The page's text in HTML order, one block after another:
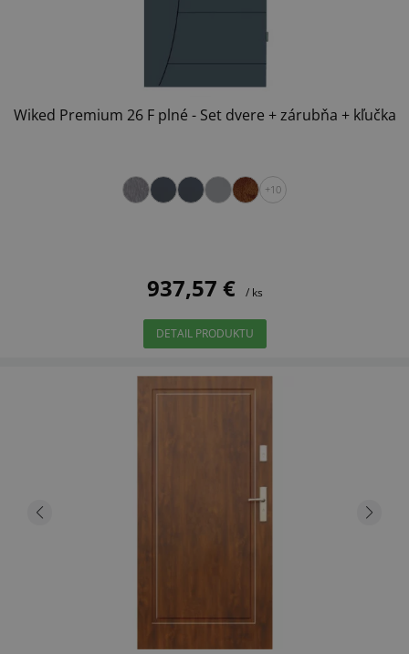
Wiked Premium 26 F plné - Set dvere + zárubňa + kľučka
+10
937,57 € / ks
DETAIL PRODUKTU